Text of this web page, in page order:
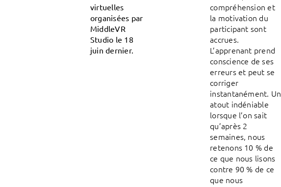
virtuelles
organisées par
MiddleVR
Studio le 18
juin dernier.
compréhension et
la motivation du
participant sont
accrues.
L’apprenant prend
conscience de ses
erreurs et peut se
corriger
instantanément. Un
atout indéniable
lorsque l’on sait
qu’après 2
semaines, nous
retenons 10 % de
ce que nous lisons
contre 90 % de ce
que nous